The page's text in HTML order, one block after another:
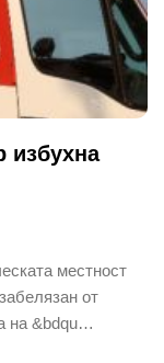
местност
от
на &bdqu…